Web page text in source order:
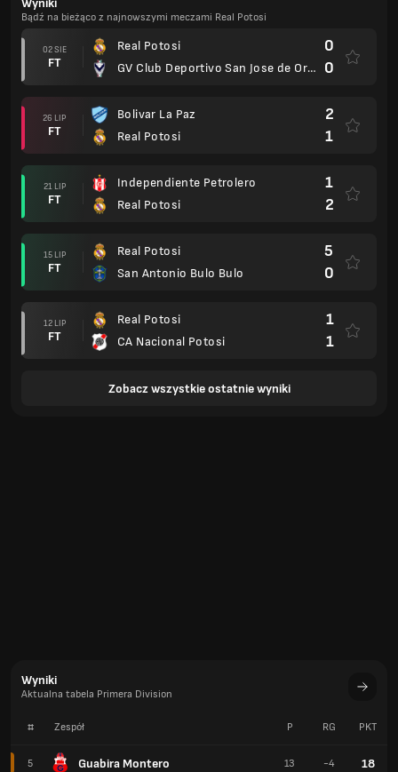
Wyniki
Bądź na bieżąco z najnowszymi meczami Real Potosi
02 SIE
FT
Real Potosi
GV Club Deportivo San Jose de Oruro
0
0
26 LIP
FT
Bolivar La Paz
Real Potosi
2
1
21 LIP
FT
Independiente Petrolero
Real Potosi
1
2
15 LIP
FT
Real Potosi
San Antonio Bulo Bulo
5
0
12 LIP
FT
Real Potosi
CA Nacional Potosi
1
1
Zobacz wszystkie ostatnie wyniki
Wyniki
Aktualna tabela Primera Division
# Zespół
5 Guabira Montero
P RG PKT
13 -4 18